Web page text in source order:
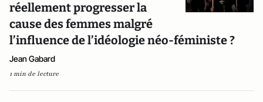
réellement progresser la
cause des femmes malgré
l’influence de l’idéologie néo-féministe ?
Jean Gabard
1 min de lecture